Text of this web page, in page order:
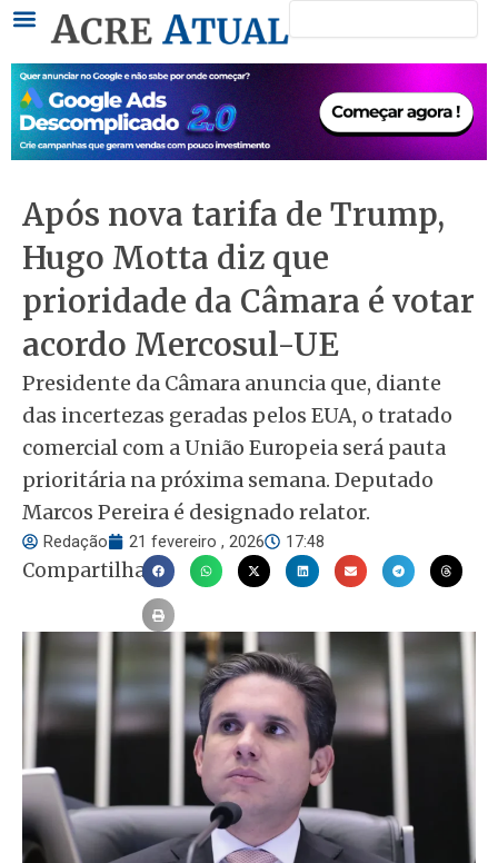
conteúdo
Após nova tarifa de Trump,
Hugo Motta diz que
prioridade da Câmara é votar
acordo Mercosul-UE
Presidente da Câmara anuncia que, diante
das incertezas geradas pelos EUA, o tratado
comercial com a União Europeia será pauta
prioritária na próxima semana. Deputado
Marcos Pereira é designado relator.
Redação 21 fevereiro , 2026 17:48
Compartilhar